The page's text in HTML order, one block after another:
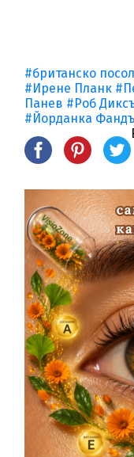
#британско
#Ирене Планк
Панев #Роб
#Йорданка